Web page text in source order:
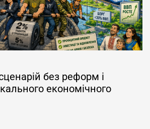
без реформ і
економічного